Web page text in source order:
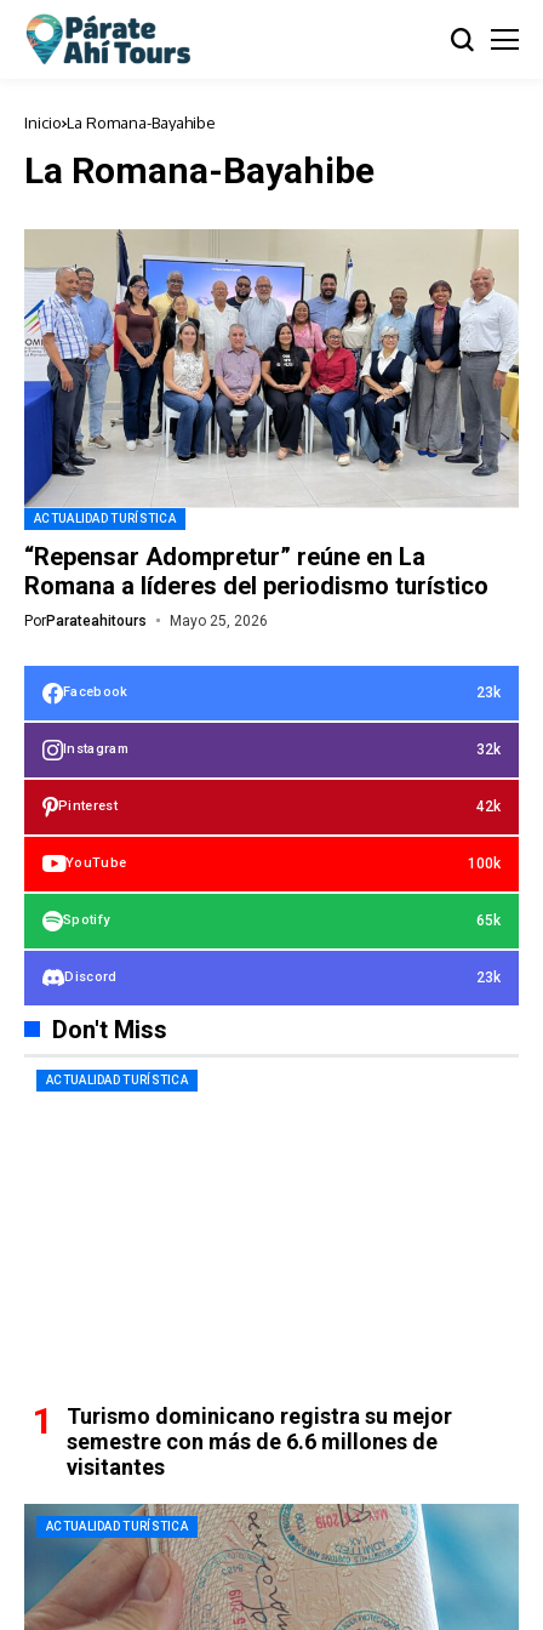
Inicio La Romana-Bayahibe
La Romana-Bayahibe
ACTUALIDAD TURÍSTICA
“Repensar Adompretur” reúne en La
Romana a líderes del periodismo turístico
PorParateahitours Mayo 25, 2026
Facebook 23k
Instagram 32k
Pinterest 42k
YouTube 100k
Spotify 65k
Discord 23k
Don't Miss
ACTUALIDAD TURÍSTICA
Turismo dominicano registra su mejor
semestre con más de 6.6 millones de
visitantes
ACTUALIDAD TURÍSTICA